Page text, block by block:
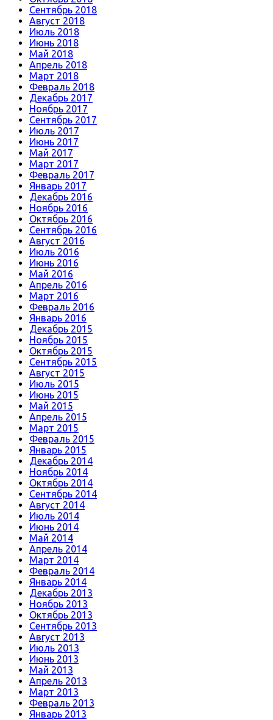
Сентябрь 2018
Август 2018
Июль 2018
Июнь 2018
Май 2018
Апрель 2018
Март 2018
Февраль 2018
Декабрь 2017
Ноябрь 2017
Сентябрь 2017
Июль 2017
Июнь 2017
Май 2017
Март 2017
Февраль 2017
Январь 2017
Декабрь 2016
Ноябрь 2016
Октябрь 2016
Сентябрь 2016
Август 2016
Июль 2016
Июнь 2016
Май 2016
Апрель 2016
Март 2016
Февраль 2016
Январь 2016
Декабрь 2015
Ноябрь 2015
Октябрь 2015
Сентябрь 2015
Август 2015
Июль 2015
Июнь 2015
Май 2015
Апрель 2015
Март 2015
Февраль 2015
Январь 2015
Декабрь 2014
Ноябрь 2014
Октябрь 2014
Сентябрь 2014
Август 2014
Июль 2014
Июнь 2014
Май 2014
Апрель 2014
Март 2014
Февраль 2014
Январь 2014
Декабрь 2013
Ноябрь 2013
Октябрь 2013
Сентябрь 2013
Август 2013
Июль 2013
Июнь 2013
Май 2013
Апрель 2013
Март 2013
Февраль 2013
Январь 2013